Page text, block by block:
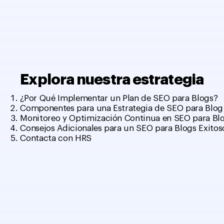
Explora nuestra estrategia
¿Por Qué Implementar un Plan de SEO para Blogs?
Componentes para una Estrategia de SEO para Blog
Monitoreo y Optimización Continua en SEO para
Consejos Adicionales para un SEO para Blogs
Contacta con HRS